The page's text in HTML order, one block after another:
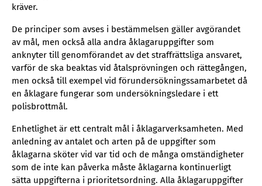
kräver.
De principer som avses i bestämmelsen gäller avgörandet
av mål, men också alla andra åklagaruppgifter som
anknyter till genomförandet av det straffrättsliga ansvaret,
varför de ska beaktas vid åtalsprövningen och rättegången,
men också till exempel vid förundersökningssamarbetet då
en åklagare fungerar som undersökningsledare i ett
polisbrottmål.
Enhetlighet är ett centralt mål i åklagarverksamheten. Med
anledning av antalet och arten på de uppgifter som
åklagarna sköter vid var tid och de många omständigheter
som de inte kan påverka måste åklagarna kontinuerligt
sätta uppgifterna i prioritetsordning. Alla åklagaruppgifter